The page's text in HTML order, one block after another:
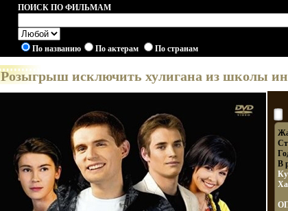
ПОИСК ПО ФИЛЬМАМ
По названию По актерам По странам
Розыгрыш исключить хулигана из школы
В